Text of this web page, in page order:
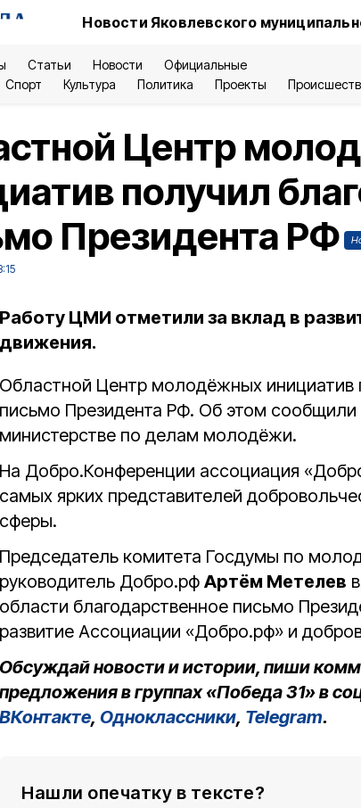
Новости Яковлевского
Статьи Новости
Официальные
Спорт Культура Политика Проекты
Центр
получил
Президента РФ
Работу ЦМИ отметили за вклад в
движения.
Областной Центр молодёжных инициатив
письмо Президента РФ. Об этом сообщили
министерстве по делам молодёжи.
На Добро.Конференции ассоциация
самых ярких представителей
сферы.
Председатель комитета Госдумы по
руководитель Добро.pф Артём Метелев
области благодарственное письмо
развитие Ассоциации «Добро.pф» и
Обсуждай новости и истории, пиши
предложения в группах «Победа 31» в
ВКонтакте, Одноклассники, Telegram.
Нашли опечатку в тексте?